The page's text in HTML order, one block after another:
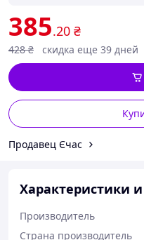
385.20 ₴
428 ₴ скидка еще 39 дней
Продавец Єчас
Характеристики
Производитель
Страна производитель